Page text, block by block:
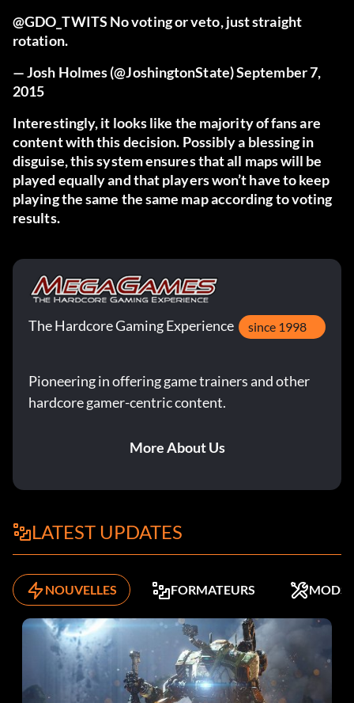
@GDO_TWITS No voting or veto, just straight
rotation.
— Josh Holmes (@JoshingtonState)September 7,
2015
Interestingly, it looks like the majority of fans are
content with this decision. Possibly a blessing in
disguise, this system ensures that all maps will be
played equally and that players won’t have to keep
playing the same the same map according to voting
results.
The Hardcore Gaming Experience since 1998
Pioneering in offering game trainers and other
hardcore gamer-centric content.
More About Us
LATEST UPDATES
NOUVELLES FORMATEURS MODS